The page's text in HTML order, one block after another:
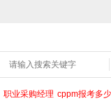
职业采购经理 cppm报考多